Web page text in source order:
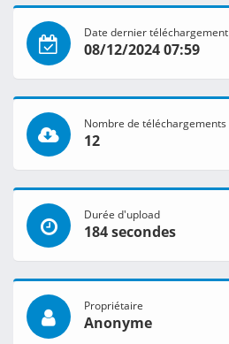
Date dernier téléchargement
08/12/2024 07:59
Nombre de téléchargements
12
Durée d'upload
184 secondes
Propriétaire
Anonyme